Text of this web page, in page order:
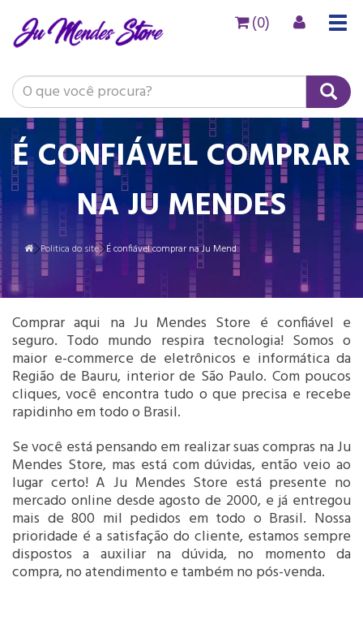
(0)
É CONFIÁVEL COMPRAR
NA JU MENDES
Politica do site É confiável comprar na Ju Mend
Comprar aqui na Ju Mendes Store é confiável e
seguro. Todo mundo respira tecnologia! Somos o
maior e-commerce de eletrônicos e informática da
Região de Bauru, interior de São Paulo. Com poucos
cliques, você encontra tudo o que precisa e recebe
rapidinho em todo o Brasil.
Se você está pensando em realizar suas compras na Ju
Mendes Store, mas está com dúvidas, então veio ao
lugar certo! A Ju Mendes Store está presente no
mercado online desde agosto de 2000, e já entregou
mais de 800 mil pedidos em todo o Brasil. Nossa
prioridade é a satisfação do cliente, estamos sempre
dispostos a auxiliar na dúvida, no momento da
compra, no atendimento e também no pós-venda.